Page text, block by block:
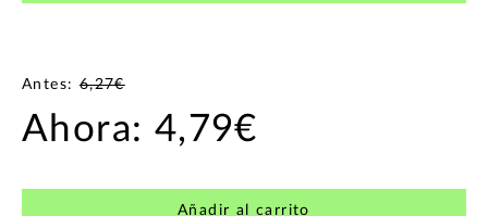
Antes:6,27€
Ahora: 4,79€
Añadir al carrito